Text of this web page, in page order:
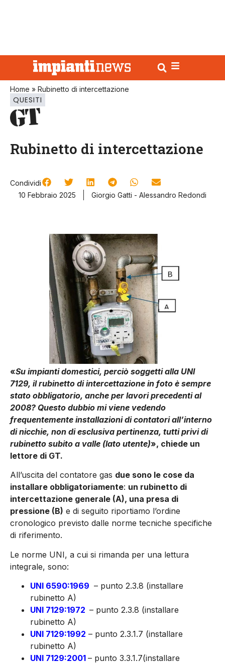
Home » Rubinetto di intercettazione
QUESITI
Rubinetto di intercettazione
Condividi
10 Febbraio 2025
Giorgio Gatti - Alessandro Redondi
«Su impianti domestici, perciò soggetti alla UNI
7129, il rubinetto di intercettazione in foto è sempre
stato obbligatorio, anche per lavori precedenti al
2008? Questo dubbio mi viene vedendo
frequentemente installazioni di contatori all’interno
di nicchie, non di esclusiva pertinenza, tutti privi di
rubinetto subito a valle (lato utente)», chiede un
lettore di GT.
All’uscita del contatore gas due sono le cose da
installare obbligatoriamente: un rubinetto di
intercettazione generale (A), una presa di
pressione (B) e di seguito riportiamo l’ordine
cronologico previsto dalle norme tecniche specifiche
di riferimento.
Le norme UNI, a cui si rimanda per una lettura
integrale, sono:
UNI 6590:1969 – punto 2.3.8 (installare
rubinetto A)
UNI 7129:1972 – punto 2.3.8 (installare
rubinetto A)
UNI 7129:1992 – punto 2.3.1.7 (installare
rubinetto A)
UNI 7129:2001 – punto 3.3.1.7(installare